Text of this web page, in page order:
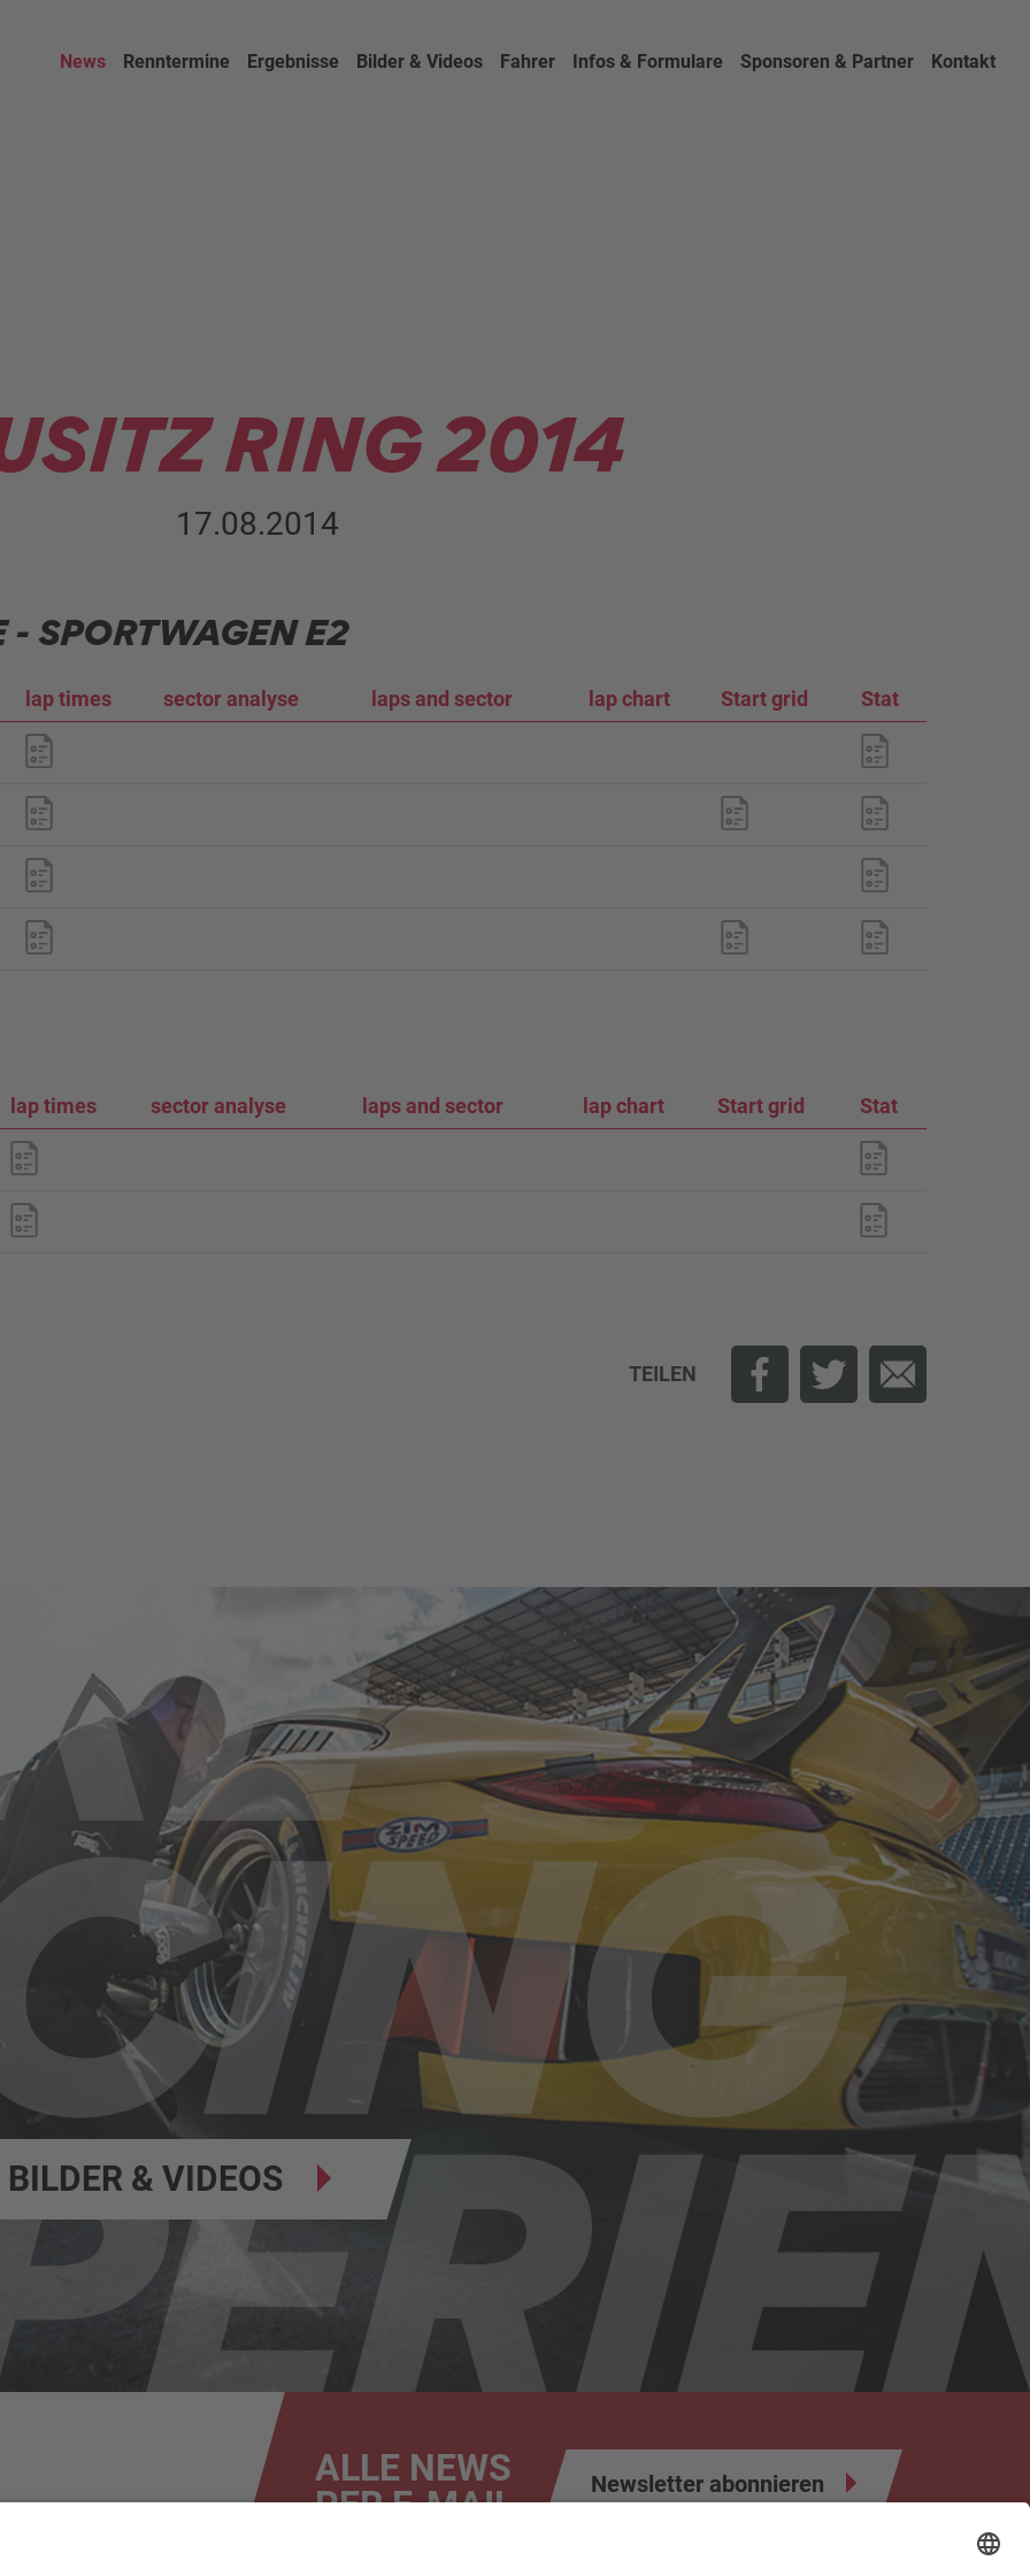
News Renntermine Ergebnisse Bilder & Videos Fahrer Infos & Formulare Sponsoren & Partner Kontakt
RING 2014
17.08.2014
SPORTWAGEN E2
lap times sector analyse laps and sector lap chart Start grid Stat
lap times sector analyse laps and sector lap chart Start grid Stat
TEILEN
BILDER & VIDEOS
ALLE NEWS
PER E-MAIL
Newsletter abonnieren